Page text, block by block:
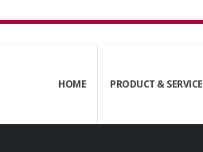
HOME PRODUCT & SERVICE